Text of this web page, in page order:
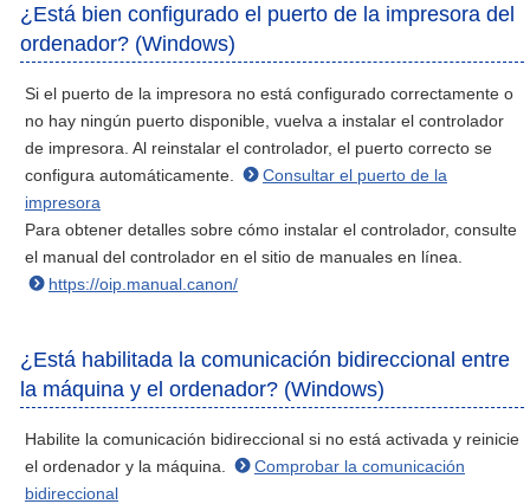
¿Está bien configurado el puerto de la impresora del
ordenador? (Windows)
Si el puerto de la impresora no está configurado correctamente o
no hay ningún puerto disponible, vuelva a instalar el controlador
de impresora. Al reinstalar el controlador, el puerto correcto se
configura automáticamente.
Consultar el puerto de la
impresora
Para obtener detalles sobre cómo instalar el controlador, consulte
el manual del controlador en el sitio de manuales en línea.
https://oip.manual.canon/
¿Está habilitada la comunicación bidireccional entre
la máquina y el ordenador? (Windows)
Habilite la comunicación bidireccional si no está activada y reinicie
el ordenador y la máquina.
Comprobar la comunicación
bidireccional